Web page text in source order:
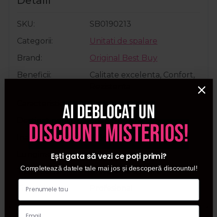
SKU
SB0190213
Categorii
Unitati de spalare
Brand
Original Best Buy
Beneficii
Calitate excelenta, Confort,
Caracteristici
Design modern
Destinat pentru
Coafor/frizerie
Inaltime
103cm
Lungime
120cm
Tip produs
Unitate de spalare
Tip utilizare
Ai deblocat un
discount misterios!
Ești gata să vezi ce poți primi?
Completează datele tale mai jos și descoperă discountul!